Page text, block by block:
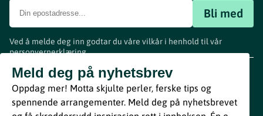
Bli med
Ved å melde deg inn godtar du våre vilkår i henhold til vår
personvernerklæring.
Meld deg på nyhetsbrev
Oppdag mer! Motta skjulte perler, ferske tips og
spennende arrangementer. Meld deg på nyhetsbrevet
www.visitvestfold.com
Turistinformasjon
Vestfold Fylkeskommune